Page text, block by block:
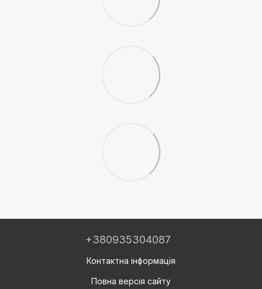
+380935304087
Контактна інформація
Повна версія сайту